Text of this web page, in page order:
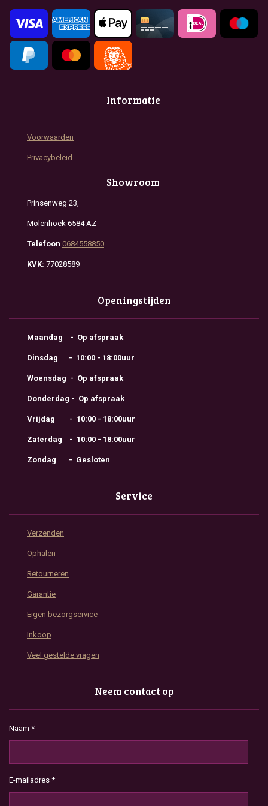
k
a
m
p
Informatie
Voorwaarden
Privacybeleid
Showroom
Prinsenweg 23,
Molenhoek 6584 AZ
Telefoon 0684558850
KVK: 77028589
Openingstijden
Maandag - Op afspraak
Dinsdag - 10:00 - 18:00uur
Woensdag - Op afspraak
Donderdag - Op afspraak
Vrijdag - 10:00 - 18:00uur
Zaterdag - 10:00 - 18:00uur
Zondag - Gesloten
Service
Verzenden
Ophalen
Retourneren
Garantie
Eigen bezorgservice
Inkoop
Veel gestelde vragen
Neem contact op
Naam *
E-mailadres *